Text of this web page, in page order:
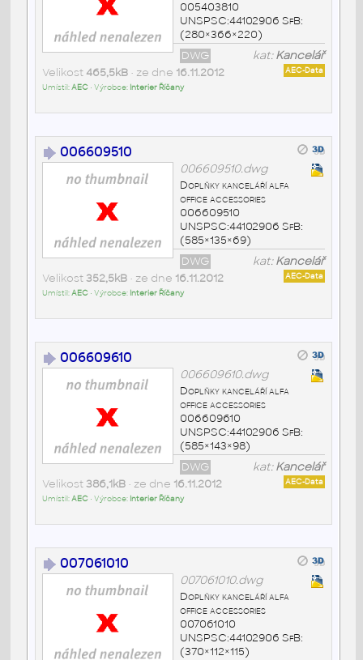
005403810
UNSPSC:44102906 SfB:
(280×366×220)
kat:Kancelář
DWG
AEC-Data
Velikost 465,5kB• ze dne 16.11.2012
Umístil:AEC• Výrobce: Interier Říčany
006609510
006609510.dwg
Doplňky kanceláří alfa
office accessories
006609510
UNSPSC:44102906 SfB:
(585×135×69)
kat:Kancelář
DWG
AEC-Data
Velikost352,5kB• ze dne 16.11.2012
Umístil:AEC• Výrobce: Interier Říčany
006609610
006609610.dwg
Doplňky kanceláří alfa
office accessories
006609610
UNSPSC:44102906 SfB:
(585×143×98)
kat:Kancelář
DWG
AEC-Data
Velikost386,1kB• ze dne 16.11.2012
Umístil:AEC• Výrobce: Interier Říčany
007061010
007061010.dwg
Doplňky kanceláří alfa
office accessories
007061010
UNSPSC:44102906 SfB:
(370×112×115)